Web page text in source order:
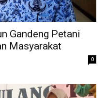
Gandeng Petani
Masyarakat
0